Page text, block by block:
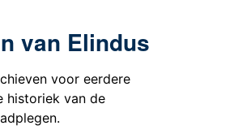
van Elindus
voor eerdere
historiek van de